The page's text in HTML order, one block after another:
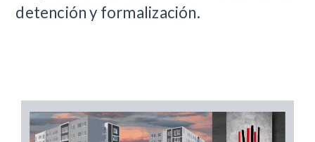
detención y formalización.